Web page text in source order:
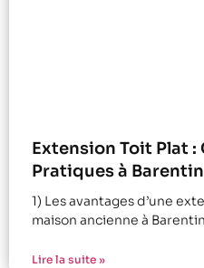
Extension Toit Plat :
Pratiques à Barentin
1) Les avantages d’une
maison ancienne à
Lire la suite »